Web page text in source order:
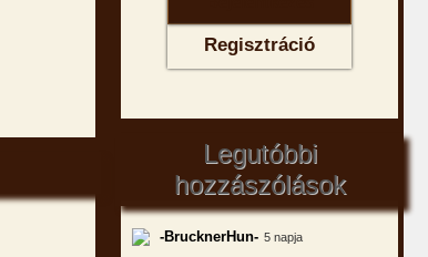
Regisztráció
Legutóbbi
hozzászólások
-BrucknerHun- 5 napja